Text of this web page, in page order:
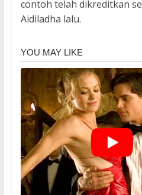
contoh telah dikreditkan
Aidiladha lalu.